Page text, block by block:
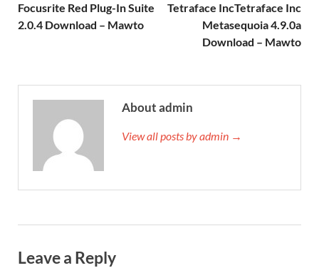
Focusrite Red Plug-In Suite
2.0.4 Download – Mawto
Tetraface IncTetraface Inc
Metasequoia 4.9.0a
Download – Mawto
About admin
View all posts by admin →
Leave a Reply